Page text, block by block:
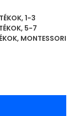
, 1-3
, 5-7
, MONTESSORI